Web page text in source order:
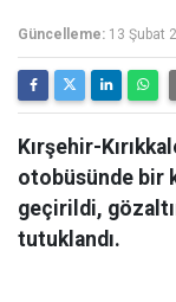
Güncelleme: 13 Şubat
Kırşehir-
otobüsünde bir
geçirildi,
tutuklandı.